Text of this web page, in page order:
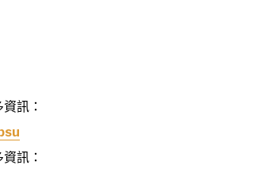
訊：
訊：